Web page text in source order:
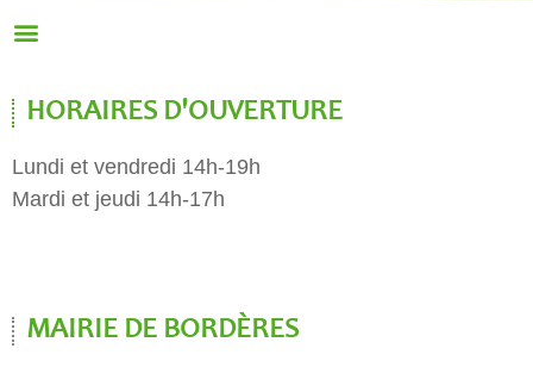
HORAIRES D'OUVERTURE
Lundi et vendredi 14h-19h
Mardi et jeudi 14h-17h
MAIRIE DE BORDÈRES